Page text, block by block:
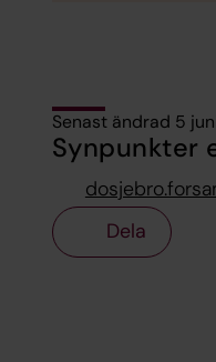
Senast ändrad 5
Synpunkter
Dela